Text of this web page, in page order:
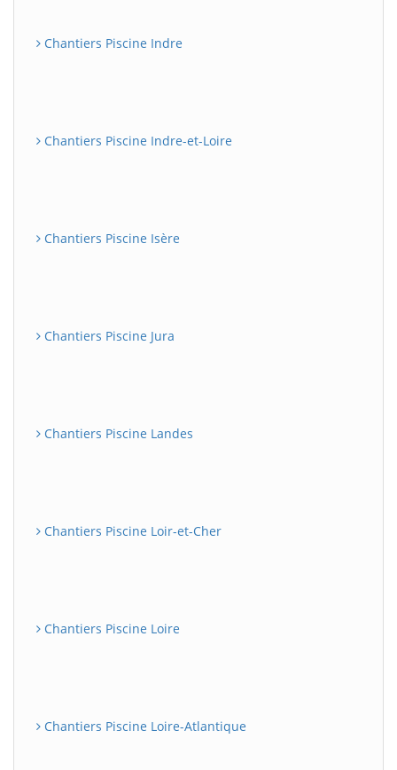
Chantiers Piscine Indre
Chantiers Piscine Indre-et-Loire
Chantiers Piscine Isère
Chantiers Piscine Jura
Chantiers Piscine Landes
Chantiers Piscine Loir-et-Cher
Chantiers Piscine Loire
Chantiers Piscine Loire-Atlantique